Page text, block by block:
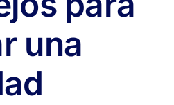
una